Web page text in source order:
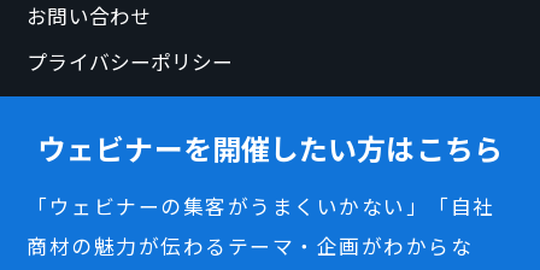
お問い合わせ
プライバシーポリシー
ウェビナーを開催したい方はこちら
「ウェビナーの集客がうまくいかない」「自社
商材の魅力が伝わるテーマ・企画がわからな